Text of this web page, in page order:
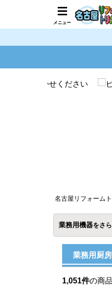
メニュー
名古屋リフォーム
業務用機器を
業務用厨
1,051件の商